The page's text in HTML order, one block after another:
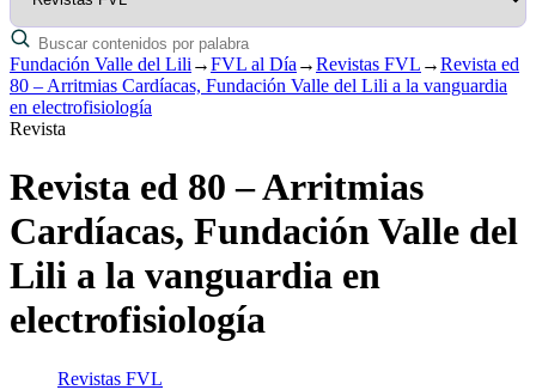
Fundación Valle del Lili →FVL al Día →Revistas FVL →Revista ed
80 – Arritmias Cardíacas, Fundación Valle del Lili a la vanguardia
en electrofisiología
Revista
Revista ed 80 – Arritmias
Cardíacas, Fundación Valle del
Lili a la vanguardia en
electrofisiología
Revistas FVL